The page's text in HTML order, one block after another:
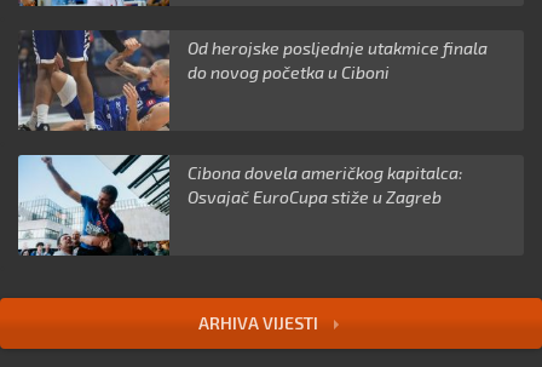
Od herojske posljednje utakmice finala
do novog početka u Ciboni
Cibona dovela američkog kapitalca:
Osvajač EuroCupa stiže u Zagreb
ARHIVA VIJESTI